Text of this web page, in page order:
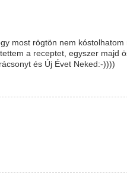
most rögtön nem
a receptet, egyszer majd
és Új Évet Neked:-))))